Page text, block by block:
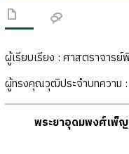
ผู้เรียบเรียง : ศาสตราจาร
ผู้ทรงคุณวุฒิประจำบทความ
พระยาอุดมพงศ์เพ็